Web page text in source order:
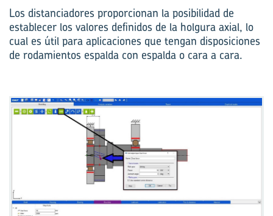
Los distanciadores proporcionan la posibilidad de
establecer los valores definidos de la holgura axial, lo
cual es útil para aplicaciones que tengan disposiciones
de rodamientos espalda con espalda o cara a cara.